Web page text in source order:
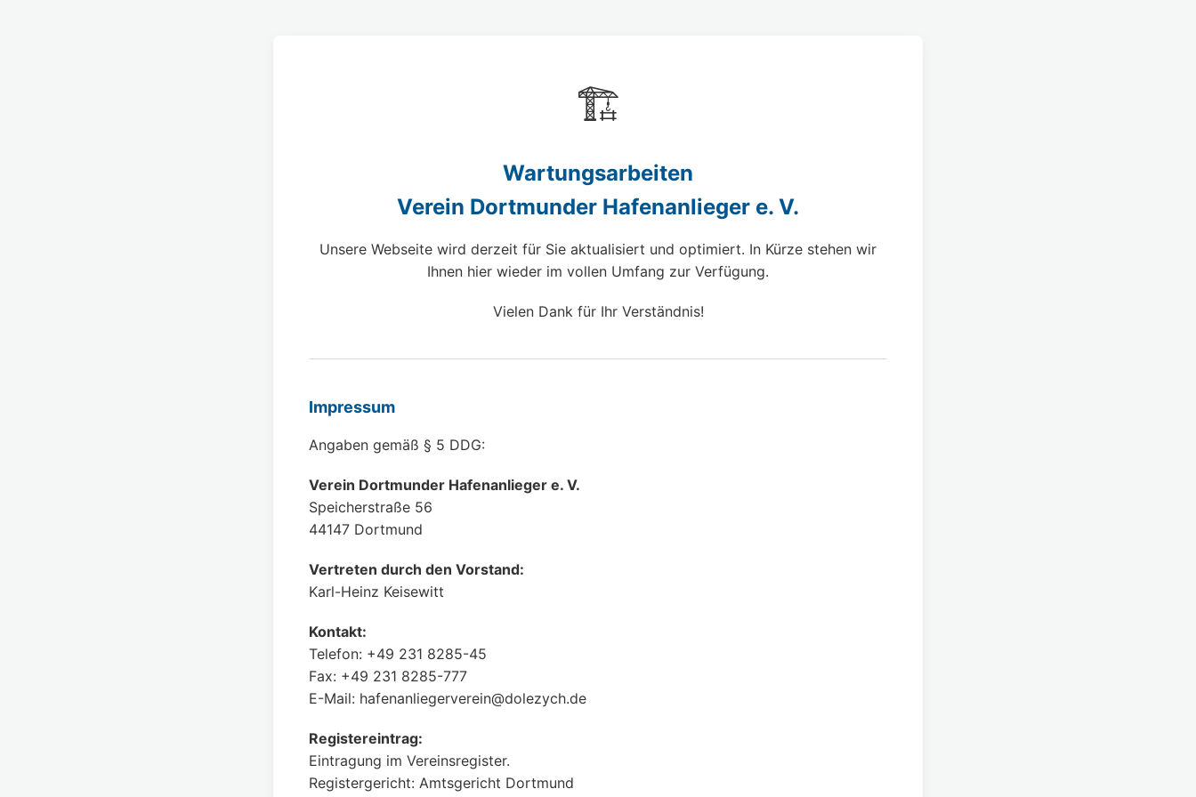
🏗️
Wartungsarbeiten
Verein Dortmunder Hafenanlieger e. V.
Unsere Webseite wird derzeit für Sie aktualisiert und optimiert. In Kürze stehen wir
Ihnen hier wieder im vollen Umfang zur Verfügung.
Vielen Dank für Ihr Verständnis!
Impressum
Angaben gemäß § 5 DDG:
Verein Dortmunder Hafenanlieger e. V.
Speicherstraße 56
44147 Dortmund
Vertreten durch den Vorstand:
Karl-Heinz Keisewitt
Kontakt:
Telefon: +49 231 8285-45
Fax: +49 231 8285-777
E-Mail: hafenanliegerverein@dolezych.de
Registereintrag:
Eintragung im Vereinsregister.
Registergericht: Amtsgericht Dortmund